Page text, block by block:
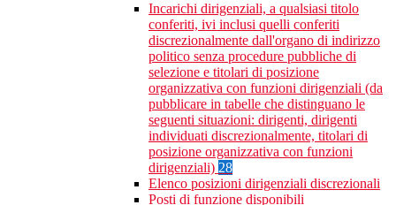
Incarichi dirigenziali, a qualsiasi titolo
conferiti, ivi inclusi quelli conferiti
discrezionalmente dall'organo di indirizzo
politico senza procedure pubbliche di
selezione e titolari di posizione
organizzativa con funzioni dirigenziali (da
pubblicare in tabelle che distinguano le
seguenti situazioni: dirigenti, dirigenti
individuati discrezionalmente, titolari di
posizione organizzativa con funzioni
dirigenziali) 28
Elenco posizioni dirigenziali discrezionali
Posti di funzione disponibili